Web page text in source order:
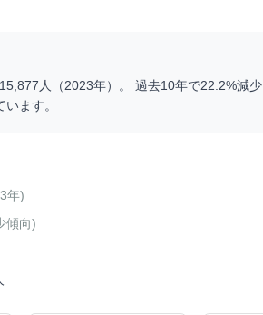
15,877 人（2023年）。 過去10年で22.2%減少
います。
年)
傾向)